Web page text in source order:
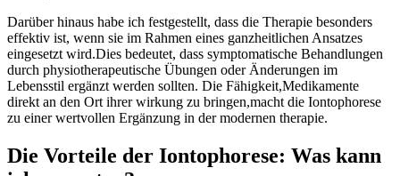
Darüber hinaus habe‍ ich festgestellt, dass die Therapie besonders
effektiv ist, wenn sie im Rahmen⁤ eines ganzheitlichen​ Ansatzes
eingesetzt wird.Dies​ bedeutet, dass⁢ symptomatische Behandlungen
durch physiotherapeutische Übungen oder Änderungen im
Lebensstil ergänzt werden sollten. Die Fähigkeit,Medikamente
direkt an den Ort ihrer wirkung zu bringen,macht‍ die Iontophorese
zu einer wertvollen‌ Ergänzung in der modernen therapie.
Die⁢ Vorteile ⁤der Iontophorese:‍ Was ‍kann‌